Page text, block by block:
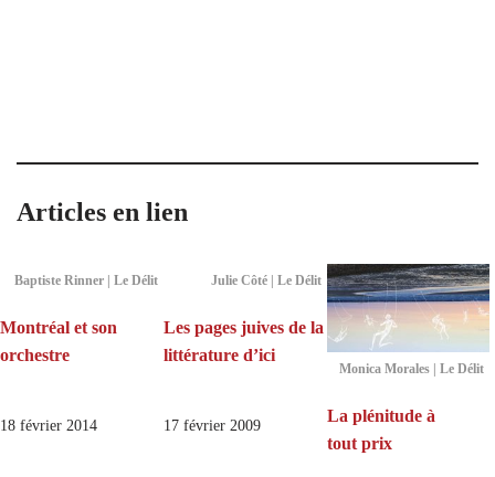
Articles en lien
Baptiste Rinner | Le Délit
Montréal et son
orchestre
18 février 2014
Julie Côté | Le Délit
Les pages juives de la
littérature d’ici
17 février 2009
Monica Morales | Le Délit
La plénitude à
tout prix